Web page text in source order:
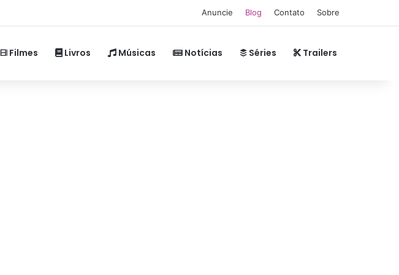
Anuncie Blog Contato Sobre
Filmes Livros Músicas Notícias Séries Trailers